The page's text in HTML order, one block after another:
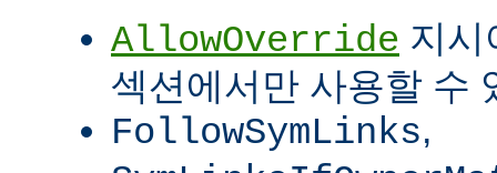
AllowOverride 지
섹션에서만 사용할 수
FollowSymLinks,